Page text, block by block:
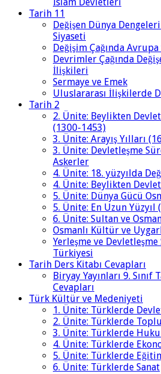
Tarih 11
Değişen Dünya Dengeleri
Siyaseti
Değişim Çağında Avrupa
Devrimler Çağında
İlişkileri
Sermaye ve Emek
Uluslararası İlişkilerde
Tarih 2
2. Ünite: Beylikten
(1300-1453)
3. Ünite: Arayış Yılları
3. Ünite: Devletleşme
Askerler
4. Ünite: 18. yüzyılda
4. Ünite: Beylikten
5. Ünite: Dünya Gücü
5. Ünite: En Uzun Yüzyıl
6. Ünite: Sultan ve
Osmanlı Kültür ve
Yerleşme ve
Türkiyesi
Tarih Ders Kitabı Cevapları
Biryay Yayınları 9. Sınıf
Cevapları
Türk Kültür ve Medeniyeti
1. Ünite: Türklerde
2. Ünite: Türklerde
3. Ünite: Türklerde
4. Ünite: Türklerde
5. Ünite: Türklerde
6. Ünite: Türklerde Sanat